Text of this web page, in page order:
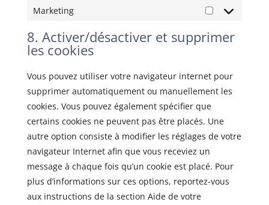
Marketing
Marketing
8. Activer/désactiver et supprimer
les cookies
Vous pouvez utiliser votre navigateur internet pour
supprimer automatiquement ou manuellement les
cookies. Vous pouvez également spécifier que
certains cookies ne peuvent pas être placés. Une
autre option consiste à modifier les réglages de votre
navigateur Internet afin que vous receviez un
message à chaque fois qu’un cookie est placé. Pour
plus d’informations sur ces options, reportez-vous
aux instructions de la section Aide de votre